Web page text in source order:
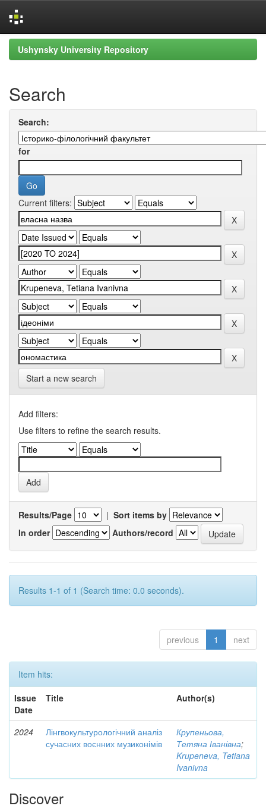
Skip
navigation
Ushynsky University Repository
Search
Search:
for
Current filters:
Start a new search
Add filters:
Use filters to refine the search results.
Results/Page | Sort items by
In order
Authors/record
Results 1-1 of 1 (Search time: 0.0 seconds).
previous 1 next
Item hits:
Issue
Date
Title Author(s)
2024
Лінгвокультурологічний аналіз
сучасних воєнних музиконімів
Крупеньова,
Тетяна Іванівна;
Krupeneva, Tetiana
Ivanivna
Discover